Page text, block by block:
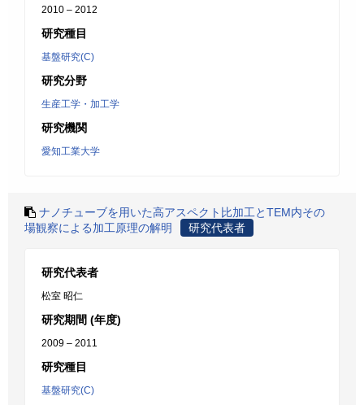
2010 – 2012
研究種目
基盤研究(C)
研究分野
生産工学・加工学
研究機関
愛知工業大学
ナノチューブを用いた高アスペクト比加工とTEM内その
場観察による加工原理の解明
研究代表者
研究代表者
松室 昭仁
研究期間 (年度)
2009 – 2011
研究種目
基盤研究(C)